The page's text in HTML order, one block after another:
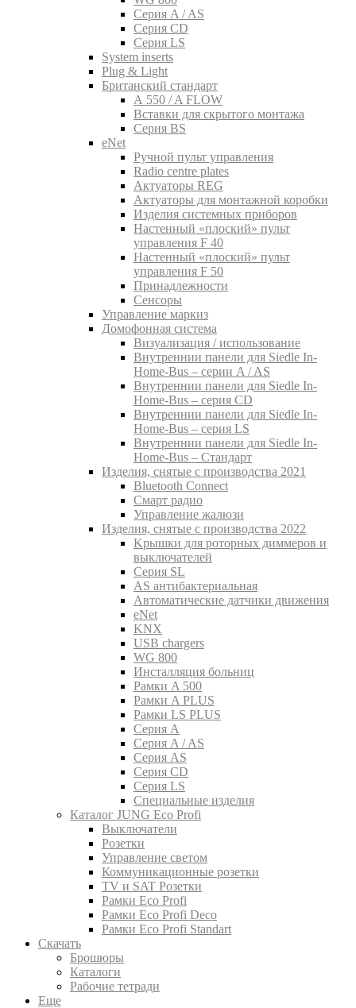
Серия A / AS
Серия CD
Серия LS
System inserts
Plug & Light
Британский стандарт
A 550 / A FLOW
Вставки для скрытого монтажа
Серия BS
eNet
Pучной пульт управления
Radio centre plates
Актуаторы REG
Актуаторы для монтажной коробки
Изделия системных приборов
Настенный «плоский» пульт
управления F 40
Настенный «плоский» пульт
управления F 50
Принадлежности
Сенсоры
Управление маркиз
Домофонная система
Визуализация / использование
Внутреннии панели для Siedle In-
Home-Bus – серии A / AS
Внутреннии панели для Siedle In-
Home-Bus – серия CD
Внутреннии панели для Siedle In-
Home-Bus – серия LS
Внутреннии панели для Siedle In-
Home-Bus – Стандарт
Изделия, снятые с производства 2021
Bluetooth Connect
Смарт радио
Управление жалюзи
Изделия, снятые с производства 2022
Kрышки для роторных диммеров и
выключателей
Серия SL
AS антибактериальная
Aвтоматические датчики движения
eNet
KNX
USB chargers
WG 800
Инсталляция больниц
Рамки A 500
Рамки A PLUS
Рамки LS PLUS
Серия A
Серия A / AS
Серия AS
Серия CD
Серия LS
Специальные изделия
Каталог JUNG Eco Profi
Выключатели
Розетки
Управление светом
Коммуникационные розетки
TV и SAT Розетки
Рамки Eco Profi
Рамки Eco Profi Deco
Рамки Eco Profi Standart
Скачать
Брошюры
Каталоги
Рабочие тетради
Еще